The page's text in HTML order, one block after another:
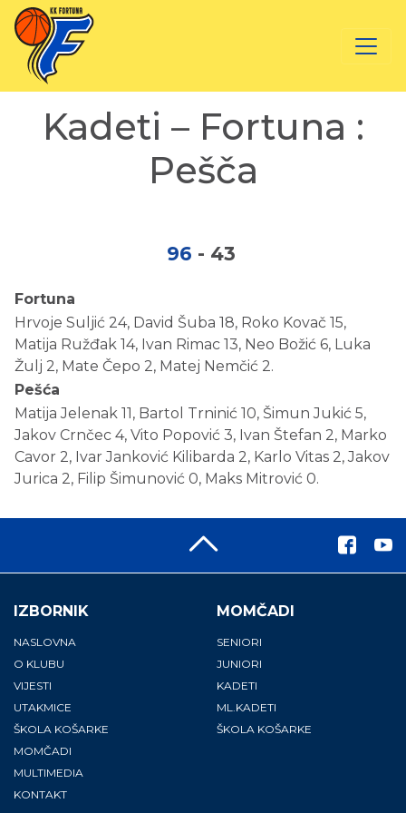
Kadeti – Fortuna :
Pešča
96 - 43
Fortuna
Hrvoje Suljić 24, David Šuba 18, Roko Kovač 15,
Matija Ružđak 14, Ivan Rimac 13, Neo Božić 6, Luka
Žulj 2, Mate Čepo 2, Matej Nemčić 2.
Pešća
Matija Jelenak 11, Bartol Trninić 10, Šimun Jukić 5,
Jakov Crnčec 4, Vito Popović 3, Ivan Štefan 2, Marko
Cavor 2, Ivar Janković Kilibarda 2, Karlo Vitas 2, Jakov
Jurica 2, Filip Šimunović 0, Maks Mitrović 0.
IZBORNIK
NASLOVNA
O KLUBU
VIJESTI
UTAKMICE
ŠKOLA KOŠARKE
MOMČADI
MULTIMEDIA
KONTAKT
MOMČADI
SENIORI
JUNIORI
KADETI
ML.KADETI
ŠKOLA KOŠARKE